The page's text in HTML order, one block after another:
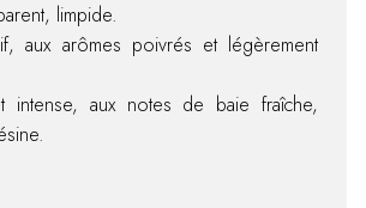
limpide.
aux arômes poivrés et légèrement
intense, aux notes de baie fraîche,